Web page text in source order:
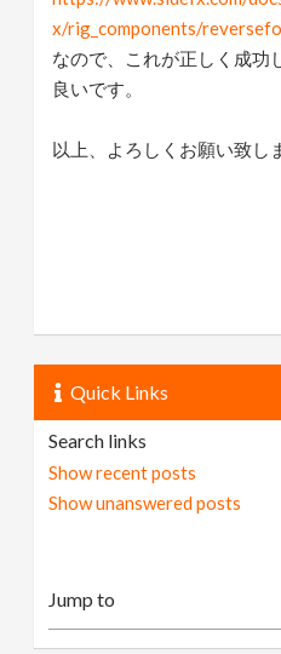
x/rig_components/
なので、これが正しく成功
良いです。
以上、よろしくお願い致し
Quick Links
Search links
Show recent posts
Show unanswered posts